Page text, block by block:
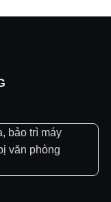
bảo trì máy
văn phòng